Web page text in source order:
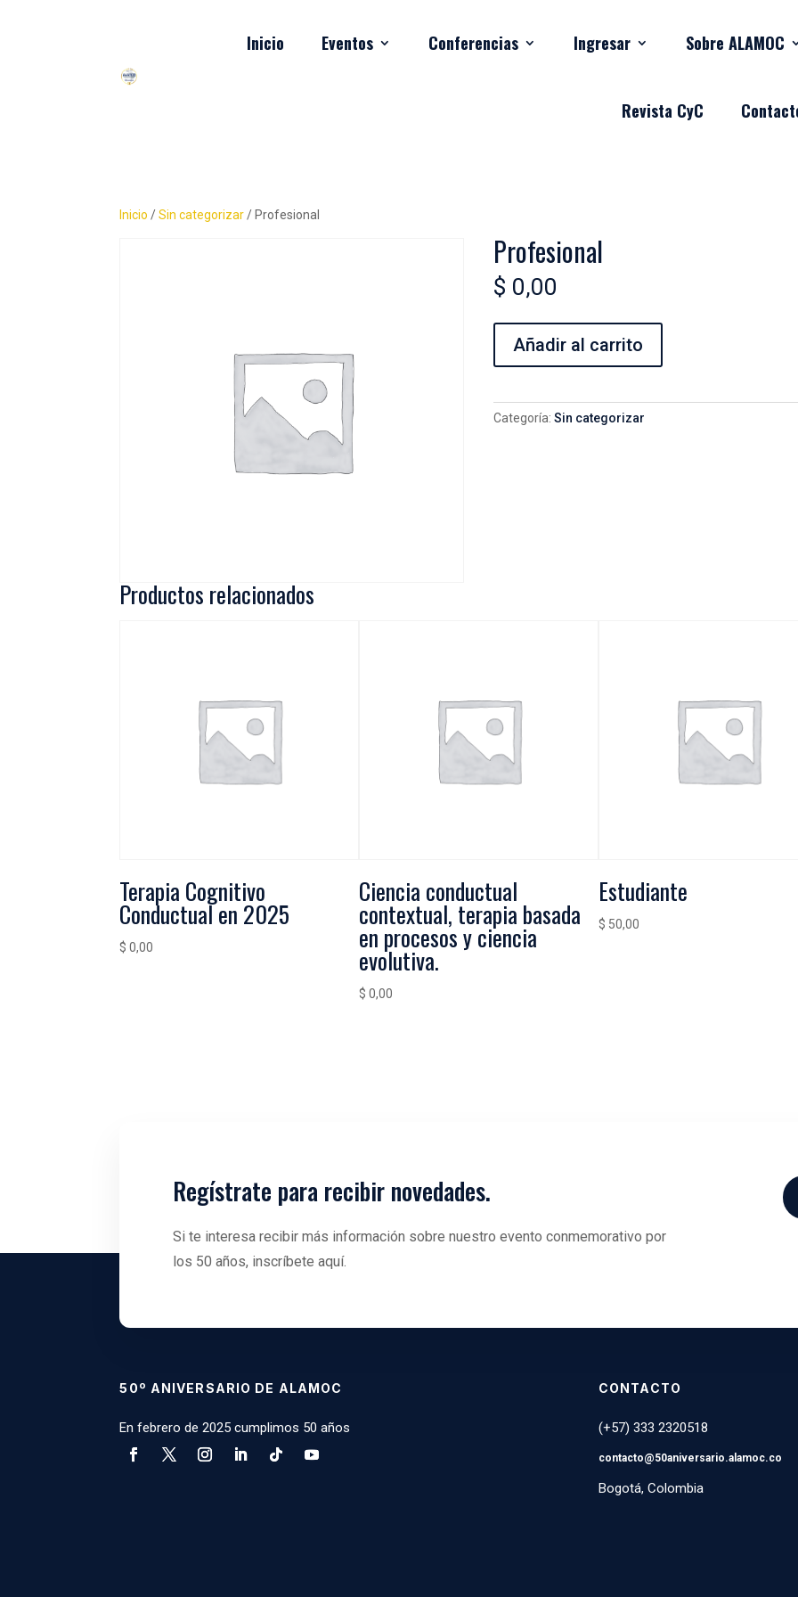
Inicio Eventos Conferencias Ingresar Sobre ALAMOC
Revista CyC
Inicio /Sin categorizar/ Profesional
Profesional
$ 0,00
cantidad
Añadir al carrito
Categoría: Sin categorizar
Productos relacionados
Terapia Cognitivo
Conductual en 2025
$ 0,00
Ciencia conductual
contextual, terapia basada
en procesos y ciencia
evolutiva.
$ 0,00
Estudiante
$ 50,00
Regístrate para recibir novedades.
Si te interesa recibir más información sobre nuestro evento conmemorativo por
los 50 años, inscríbete aquí.
50º ANIVERSARIO DE ALAMOC
En febrero de 2025 cumplimos 50 años
CONTACTO
(+57) 333 2320518
contacto@50aniversario.alamoc.co
Bogotá, Colombia